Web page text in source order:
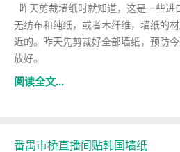
昨天剪裁墙纸时就知道，这是一些
无纺布和纯纸，或者木纤维，墙纸的
近的。昨天先剪裁好全部墙纸，预防
放好。
阅读全文...
番禺市桥直播间贴韩国墙纸